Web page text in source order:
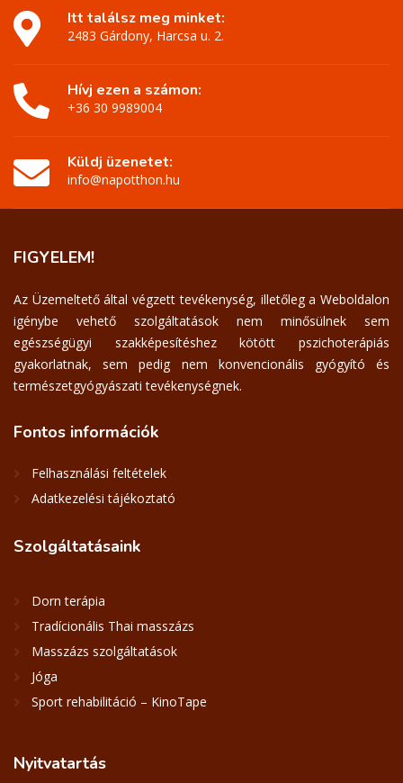
Itt találsz meg minket:
2483 Gárdony, Harcsa u. 2.
Hívj ezen a számon:
+36 30 9989004
Küldj üzenetet:
info@napotthon.hu
FIGYELEM!
Az Üzemeltető által végzett tevékenység, illetőleg a Weboldalon
igénybe vehető szolgáltatások nem minősülnek sem
egészségügyi szakképesítéshez kötött pszichoterápiás
gyakorlatnak, sem pedig nem konvencionális gyógyító és
természetgyógyászati tevékenységnek.
Fontos információk
Felhasználási feltételek
Adatkezelési tájékoztató
Szolgáltatásaink
Dorn terápia
Tradícionális Thai masszázs
Masszázs szolgáltatások
Jóga
Sport rehabilitáció – KinoTape
Nyitvatartás